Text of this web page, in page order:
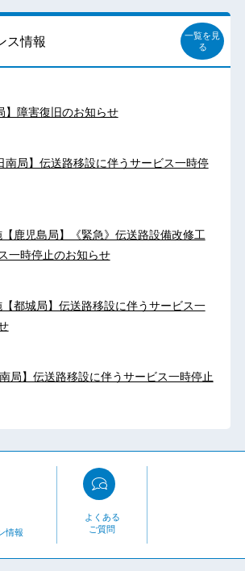
ス情報
一覧を見
る
】障害復旧のお知らせ
南局】伝送路移設に伴うサービス一時停
鹿児島局】《緊急》伝送路設備改修工
一時停止のお知らせ
都城局】伝送路移設に伴うサービス一
局】伝送路移設に伴うサービス一時停止
情報
よくある
ご質問